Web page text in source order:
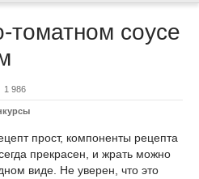
томатном соусе
1 986
прост, компоненты рецепта
прекрасен, и жрать можно
виде. Не уверен, что это